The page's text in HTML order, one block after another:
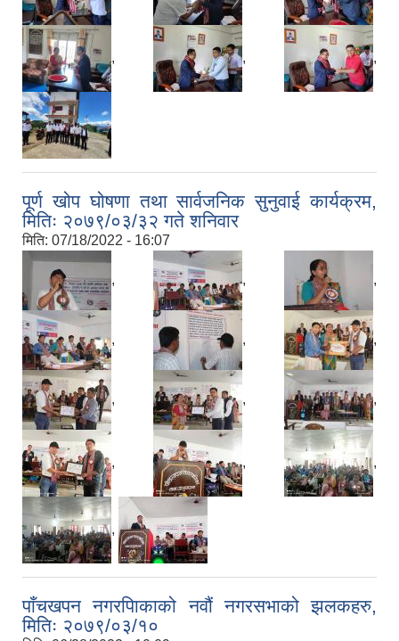
, , ,
पूर्ण खोप घोषणा तथा सार्वजनिक सुनुवाई कार्यक्रम,
मितिः २०७९/०३/३२ गते शनिवार
मिति: 07/18/2022 - 16:07
, , ,
, , ,
, , ,
, , ,
,
पाँचखपन नगरपािकाको नवौं नगरसभाको झलकहरु,
मितिः २०७९/०३/१०